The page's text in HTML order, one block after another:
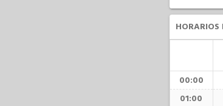
HORARIOS
00:00
01:00